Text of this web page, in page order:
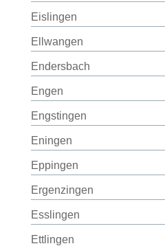
Eislingen
Ellwangen
Endersbach
Engen
Engstingen
Eningen
Eppingen
Ergenzingen
Esslingen
Ettlingen